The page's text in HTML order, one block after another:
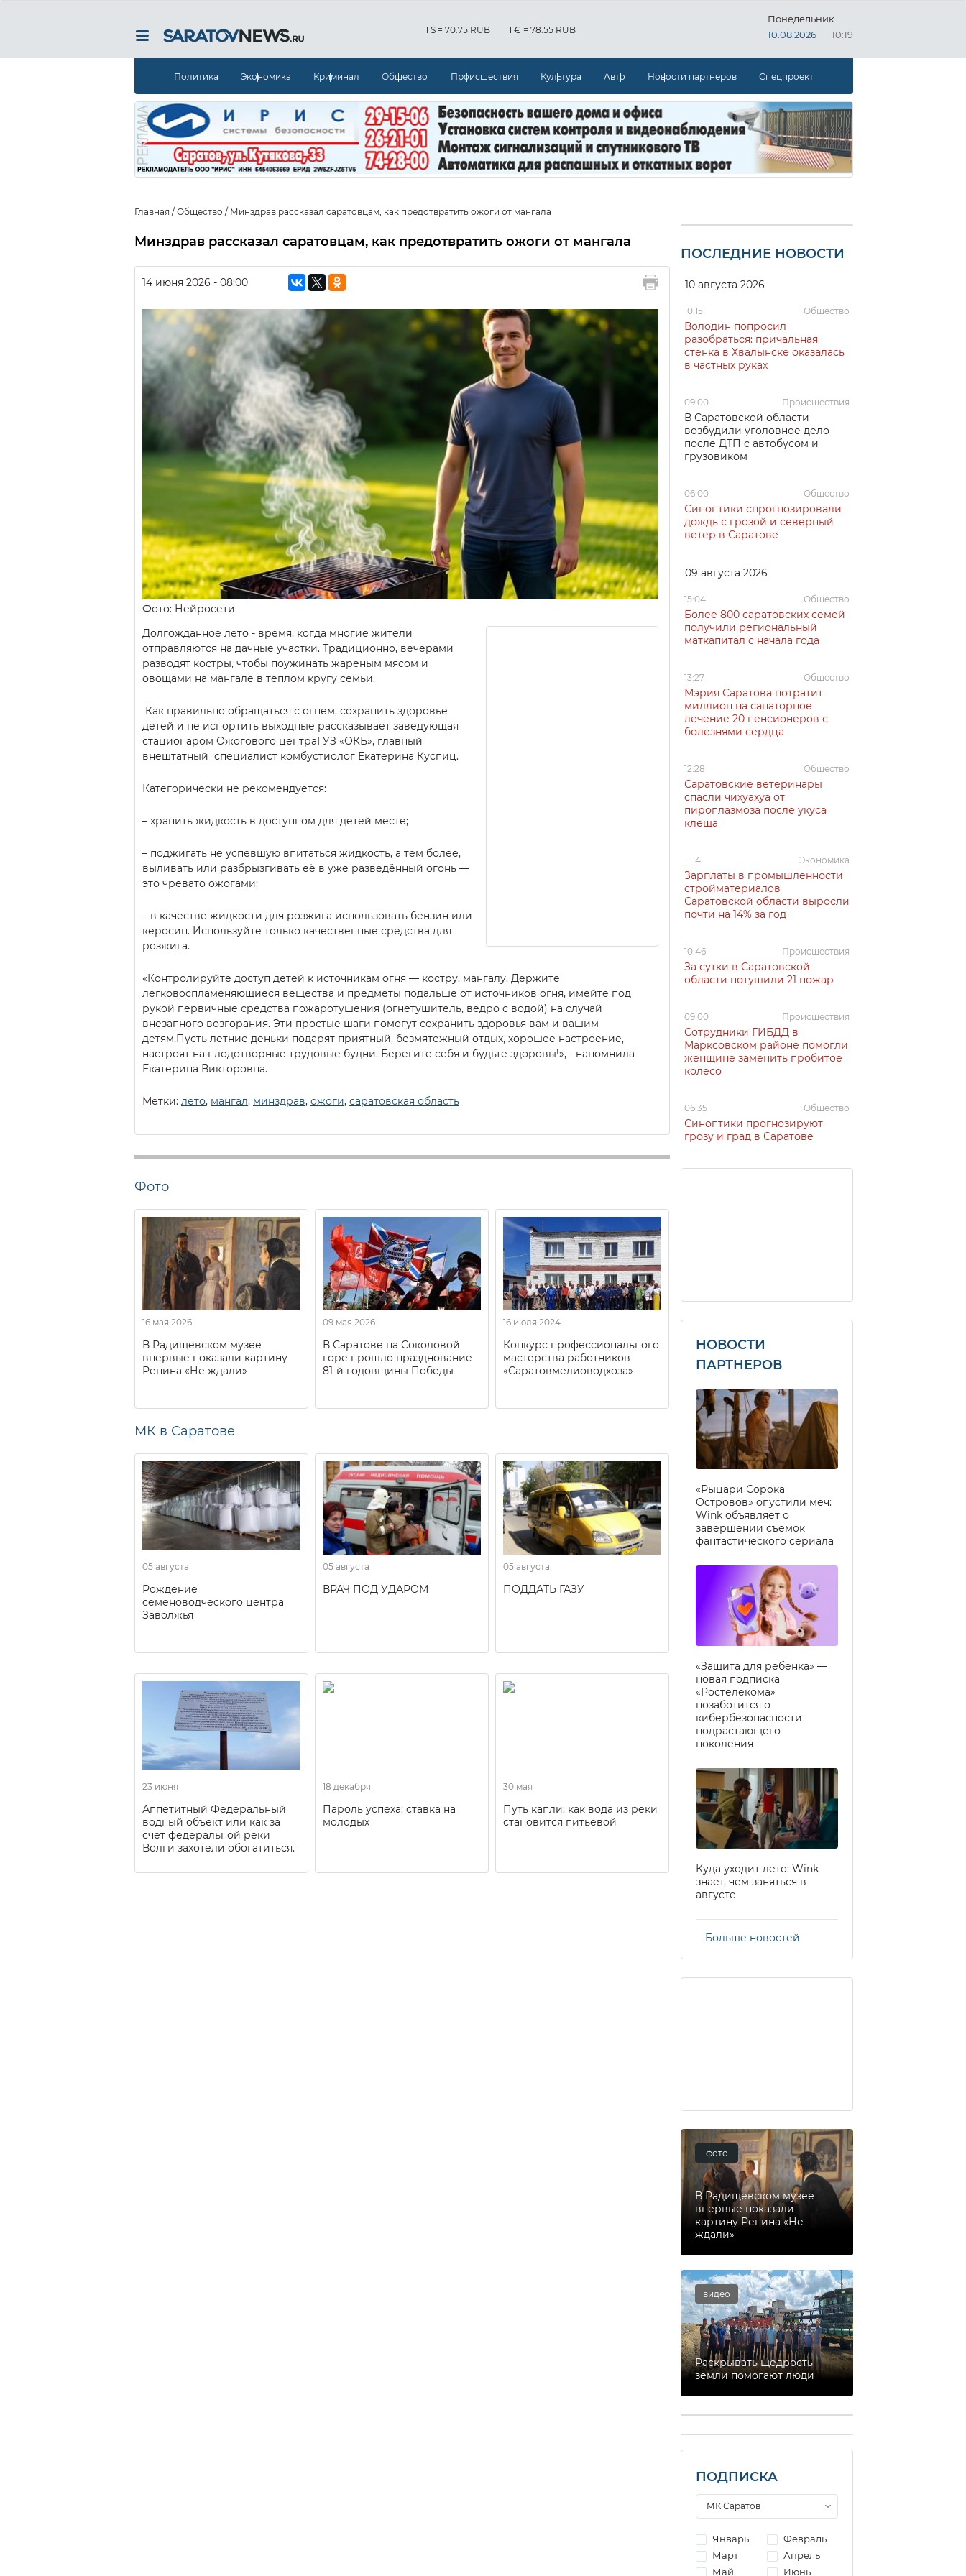
1 $ = 70.75 RUB 1 € = 78.55 RUB
Понедельник
10.08.2026
10:19
Политика Экономика Криминал Общество Происшествия Культура Авто Новости партнеров Спецпроект
Главная / Общество / Минздрав рассказал саратовцам, как предотвратить ожоги от мангала
Минздрав рассказал саратовцам, как предотвратить ожоги от мангала
14 июня 2026 - 08:00
Фото: Нейросети
Долгожданное лето - время, когда многие жители
отправляются на дачные участки. Традиционно, вечерами
разводят костры, чтобы поужинать жареным мясом и
овощами на мангале в теплом кругу семьи.
Как правильно обращаться с огнем, сохранить здоровье
детей и не испортить выходные рассказывает заведующая
стационаром Ожогового центраГУЗ «ОКБ», главный
внештатный специалист комбустиолог Екатерина Куспиц.
Категорически не рекомендуется:
– хранить жидкость в доступном для детей месте;
– поджигать не успевшую впитаться жидкость, а тем более,
выливать или разбрызгивать её в уже разведённый огонь —
это чревато ожогами;
– в качестве жидкости для розжига использовать бензин или
керосин. Используйте только качественные средства для
розжига.
«Контролируйте доступ детей к источникам огня — костру, мангалу. Держите
легковоспламеняющиеся вещества и предметы подальше от источников огня, имейте под
рукой первичные средства пожаротушения (огнетушитель, ведро с водой) на случай
внезапного возгорания. Эти простые шаги помогут сохранить здоровья вам и вашим
детям.Пусть летние деньки подарят приятный, безмятежный отдых, хорошее настроение,
настроят на плодотворные трудовые будни. Берегите себя и будьте здоровы!», - напомнила
Екатерина Викторовна.
Метки: лето, мангал, минздрав, ожоги, саратовская область
Фото
16 мая 2026
В Радищевском музее
впервые показали картину
Репина «Не ждали»
09 мая 2026
В Саратове на Соколовой
горе прошло празднование
81-й годовщины Победы
16 июля 2024
Конкурс профессионального
мастерства работников
«Саратовмелиоводхоза»
МК в Саратове
05 августа
Рождение
семеноводческого центра
Заволжья
05 августа
ВРАЧ ПОД УДАРОМ
05 августа
ПОДДАТЬ ГАЗУ
23 июня
Аппетитный Федеральный
водный объект или как за
счёт федеральной реки
Волги захотели обогатиться.
18 декабря
Пароль успеха: ставка на
молодых
30 мая
Путь капли: как вода из реки
становится питьевой
ПОСЛЕДНИЕ НОВОСТИ
10 августа 2026
10:15 Общество
Володин попросил
разобраться: причальная
стенка в Хвалынске оказалась
в частных руках
09:00 Происшествия
В Саратовской области
возбудили уголовное дело
после ДТП с автобусом и
грузовиком
06:00 Общество
Синоптики спрогнозировали
дождь с грозой и северный
ветер в Саратове
09 августа 2026
15:04 Общество
Более 800 саратовских семей
получили региональный
маткапитал с начала года
13:27 Общество
Мэрия Саратова потратит
миллион на санаторное
лечение 20 пенсионеров с
болезнями сердца
12:28 Общество
Саратовские ветеринары
спасли чихуахуа от
пироплазмоза после укуса
клеща
11:14 Экономика
Зарплаты в промышленности
стройматериалов
Саратовской области выросли
почти на 14% за год
10:46 Происшествия
За сутки в Саратовской
области потушили 21 пожар
09:00 Происшествия
Сотрудники ГИБДД в
Марксовском районе помогли
женщине заменить пробитое
колесо
06:35 Общество
Синоптики прогнозируют
грозу и град в Саратове
НОВОСТИ
ПАРТНЕРОВ
«Рыцари Сорока
Островов» опустили меч:
Wink объявляет о
завершении съемок
фантастического сериала
«Защита для ребенка» —
новая подписка
«Ростелекома»
позаботится о
кибербезопасности
подрастающего
поколения
Куда уходит лето: Wink
знает, чем заняться в
августе
Больше новостей
фото
В Радищевском музее
впервые показали
картину Репина «Не
ждали»
видео
Раскрывать щедрость
земли помогают люди
ПОДПИСКА
Январь
Февраль
Март
Апрель
Май
Июнь